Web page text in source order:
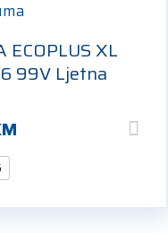
ECOPLUS XL
99V Ljetna